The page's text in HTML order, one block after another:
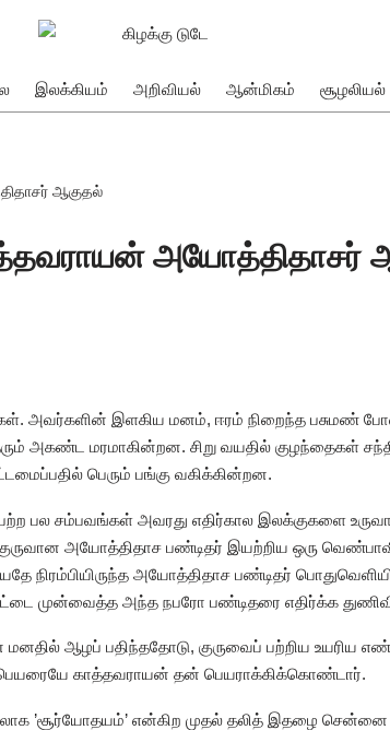
இலக்கியம் அறிவியல் ஆன்மிகம் சூழலியல்
ஆகுதல்
அயோத்திதாசர்
அவர்களின் இளகிய மனம், ஈரம் நிறைந்த பசுமண்
அகண்ட மரமாகின்றன. சிறு வயதில் குழந்தைகள்
பெரும் பங்கு வகிக்கின்றன.
பல சம்பவங்கள் அவரது எதிர்கால இலக்குகளை
அயோத்திதாச பண்டிதர் இயற்றிய ஒரு
நிரம்பியிருந்த அயோத்திதாச பண்டிதர்
முன்வைத்த அந்த நபரோ பண்டிதரை எதிர்க்க
மனதில் ஆழப் பதிந்ததோடு, குருவைப் பற்றிய
பெயரையே காத்தவராயன் தன் பெயராக்கிக்கொண்டார்.
’சூர்யோதயம்’ என்கிற முதல் தலித் இதழை சென்னை